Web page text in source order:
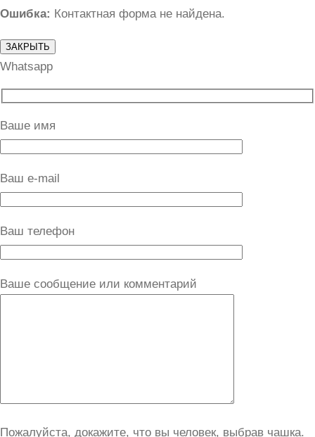
Ошибка: Контактная форма не найдена.
ЗАКРЫТЬ
Whatsapp
Ваше имя
Ваш e-mail
Ваш телефон
Ваше сообщение или комментарий
Пожалуйста, докажите, что вы человек, выбрав чашка.